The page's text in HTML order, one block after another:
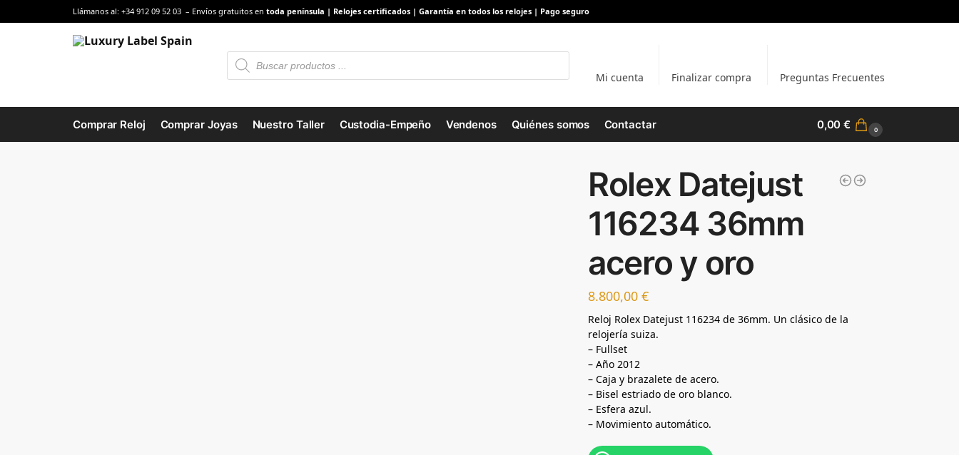
Llámanos al: +34 912 09 52 03 – Envíos gratuitos en toda península | Relojes certificados | Garantía en todos los relojes | Pago seguro
Mi cuenta Finalizar compra Preguntas Frecuentes
Comprar Reloj Comprar Joyas Nuestro Taller Custodia-Empeño Vendenos Quiénes somos Contactar 0,00€ 0
Rolex Datejust
116234 36mm
acero y oro
8.800,00€
Reloj Rolex Datejust 116234 de 36mm. Un clásico de la
relojería suiza.
– Fullset
– Año 2012
– Caja y brazalete de acero.
– Bisel estriado de oro blanco.
– Esfera azul.
– Movimiento automático.